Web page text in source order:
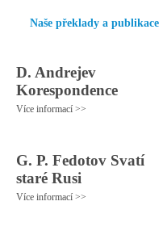
Naše překlady a publikace
D. Andrejev
Korespondence
Více informací >>
G. P. Fedotov Svatí
staré Rusi
Více informací >>